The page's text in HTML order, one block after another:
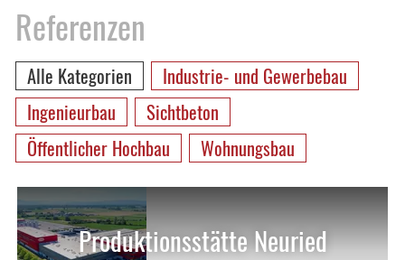
Referenzen
Alle Kategorien
Industrie- und Gewerbebau
Ingenieurbau
Sichtbeton
Öffentlicher Hochbau
Wohnungsbau
Produktionsstätte Neuried